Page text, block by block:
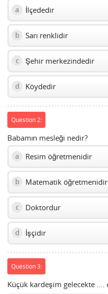
a İlçededir
b Sarı renklidir
c Şehir merkezindedir
d Köydedir
Question 2:
Babamın mesleği nedir?
a Resim öğretmenidir
b Matematik öğretmenidir
c Doktordur
d İşçidir
Question 3:
Küçük kardeşim gelecekte ….